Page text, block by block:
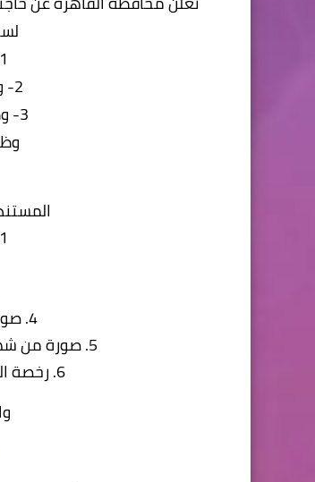
لسنة2023 وظائف
1- وظيفة باحث قانونى العدد المطلوب 10
2- وظيفة باحث شئون مالية العدد المطلوب 10
3- وظيفة باحث شئون عاملين العدد المطلوب 15
1. صورة من المؤهل الدراسي الحاصل عليه
4. صورة من شهادة القيد بالنقابة بالنسبة للتجاريين
5. صورة من شهادة المعاملة السكرية أو الإعفاء منها بالنسبة للذكور
6. رخصة القيادة أولى / ثانية / ثالثة سارية بالنسبة للسائقين